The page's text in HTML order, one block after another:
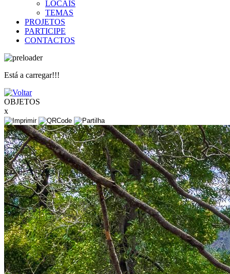
LOCAIS
TEMAS
PROJETOS
PARTICIPE
CONTACTOS
Está a carregar!!!
OBJETOS
x